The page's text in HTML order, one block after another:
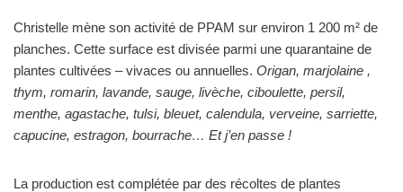
Christelle mène son activité de PPAM sur environ 1 200 m² de
planches. Cette surface est divisée parmi une quarantaine de
plantes cultivées – vivaces ou annuelles. Origan, marjolaine ,
thym, romarin, lavande, sauge, livèche, ciboulette, persil,
menthe, agastache, tulsi, bleuet, calendula, verveine, sarriette,
capucine, estragon, bourrache… Et j’en passe !
La production est complétée par des récoltes de plantes